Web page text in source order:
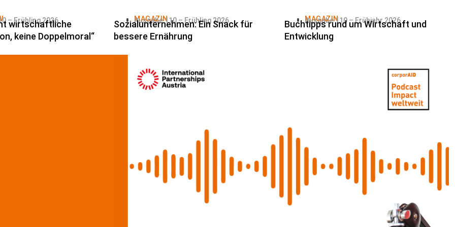
– Frühling 2026
wirtschaftliche
keine Doppelmoral“
MAGAZIN
Ausgabe 110 – Frühling 2026
Sozialunternehmen: Ein Snack für
bessere Ernährung
MAGAZIN
Ausgabe 110 – Frühjahr 2026
Buchtipps rund um Wirtschaft und
Entwicklung